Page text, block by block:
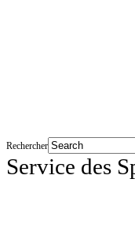
Rechercher
Service des